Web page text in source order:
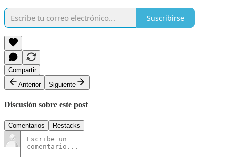
Suscribirse
Compartir
Anterior
Siguiente
Discusión sobre este post
Comentarios Restacks